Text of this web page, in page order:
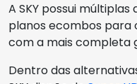
A SKY possui
planos ecombos para
com a mais completa
Dentro das